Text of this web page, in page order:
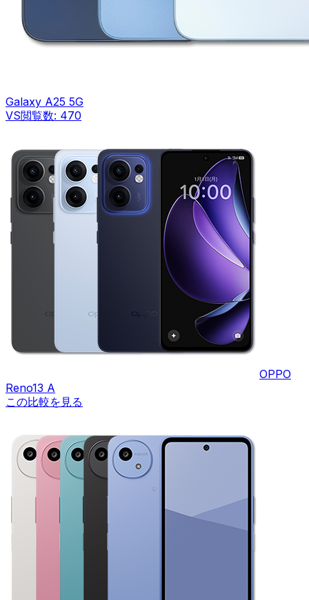
Galaxy A25 5G
VS閲覧数: 470
OPPO
Reno13 A
この比較を見る